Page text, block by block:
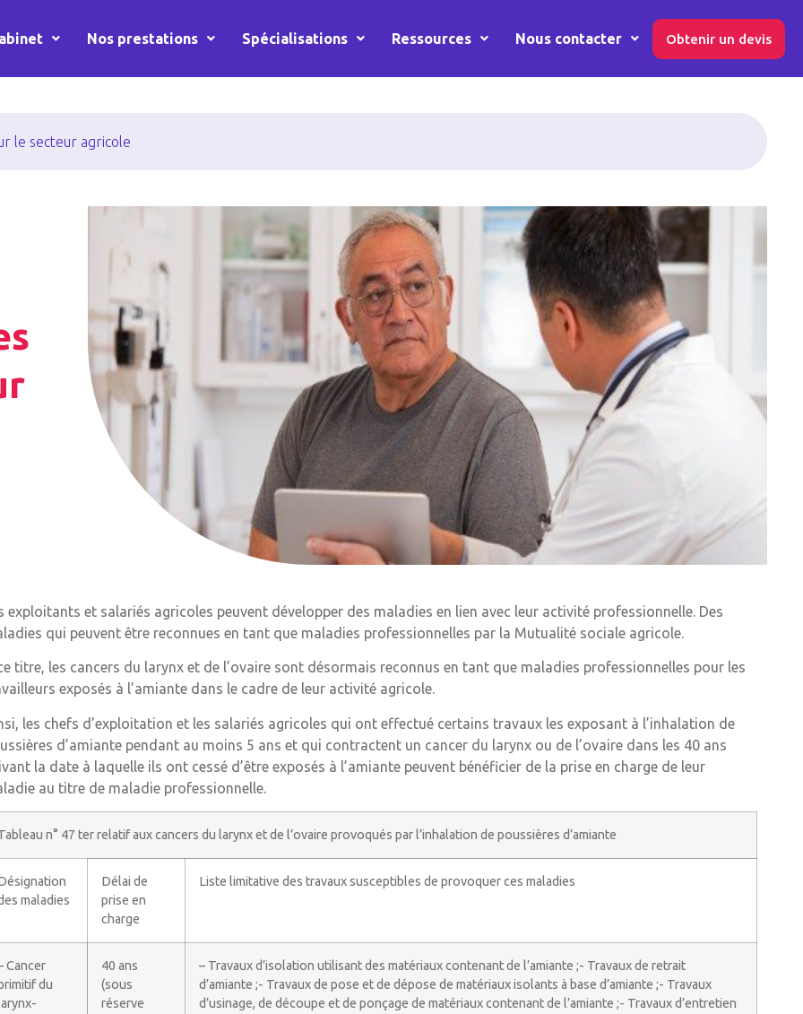
Nos prestations Spécialisations Ressources Nous contacter Obtenir un devis
le secteur agricole
exploitants et salariés agricoles peuvent développer des maladies en lien avec leur activité professionnelle. Des
qui peuvent être reconnues en tant que maladies professionnelles par la Mutualité sociale agricole.
titre, les cancers du larynx et de l’ovaire sont désormais reconnus en tant que maladies professionnelles pour les
exposés à l’amiante dans le cadre de leur activité agricole.
les chefs d’exploitation et les salariés agricoles qui ont effectué certains travaux les exposant à l’inhalation de
d’amiante pendant au moins 5 ans et qui contractent un cancer du larynx ou de l’ovaire dans les 40 ans
la date à laquelle ils ont cessé d’être exposés à l’amiante peuvent bénéficier de la prise en charge de leur
au titre de maladie professionnelle.
n° 47 ter relatif aux cancers du larynx et de l’ovaire provoqués par l’inhalation de poussières d’amiante
maladies
Délai de
prise en
charge
Liste limitative des travaux susceptibles de provoquer ces maladies
Cancer
du
40 ans
(sous
réserve
– Travaux d’isolation utilisant des matériaux contenant de l’amiante ;- Travaux de retrait
d’amiante ;- Travaux de pose et de dépose de matériaux isolants à base d’amiante ;- Travaux
d’usinage, de découpe et de ponçage de matériaux contenant de l’amiante ;- Travaux d’entretien